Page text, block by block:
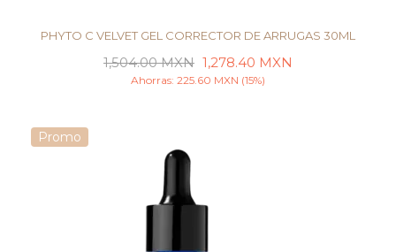
PHYTO C VELVET GEL CORRECTOR DE ARRUGAS 30ML
1,504.00MXN 1,278.40 MXN
Ahorras: 225.60 MXN (15%)
Promo